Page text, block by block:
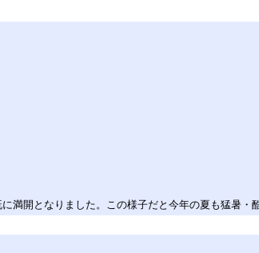
満開となりました。この様子だと今年の夏も猛暑・